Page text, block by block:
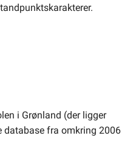
i Grønland (der ligger
database fra omkring 2006